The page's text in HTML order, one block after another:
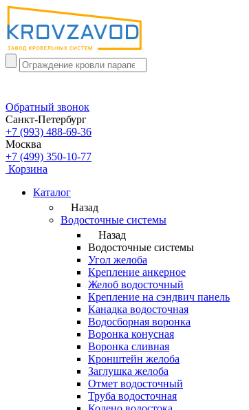
Обратный звонок
Санкт-Петербург
+7 (993) 488-69-36
Москва
+7 (499) 350-10-77
Корзина
Каталог
Назад
Водосточные системы
Назад
Водосточные системы
Угол желоба
Крепление анкерное
Желоб водосточный
Крепление на сэндвич панель
Канадка водосточная
Водосборная воронка
Воронка конусная
Воронка сливная
Кронштейн желоба
Заглушка желоба
Отмет водосточный
Труба водосточная